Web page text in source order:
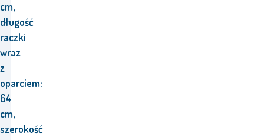
cm,
długość
raczki
wraz
z
oparciem:
64
cm,
szerokość